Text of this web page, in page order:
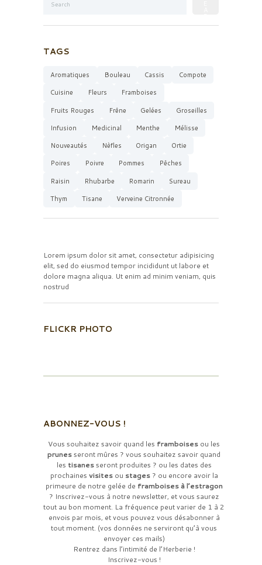
TAGS
Aromatiques Bouleau Cassis
Compote
Cuisine
Fleurs
Framboises
Fruits Rouges
Frêne Gelées
Groseilles
Infusion
Medicinal Menthe
Mélisse
Nouveautés
Nèfles Origan
Ortie
Poires
Poivre Pommes
Pêches
Raisin
Rhubarbe Romarin
Sureau
Thym
Tisane Verveine Citronnée
Lorem ipsum dolor sit amet, consectetur adipisicing
elit, sed do eiusmod tempor incididunt ut labore et
dolore magna aliqua. Ut enim ad minim veniam, quis
nostrud
FLICKR PHOTO
ABONNEZ-VOUS !
Vous souhaitez savoir quand les framboises ou les
prunesseront mûres ? vous souhaitez savoir quand
les tisanesseront produites ? ou les dates des
prochaines visitesou stages? ou encore avoir la
primeure de notre gelée de framboises à l’estragon
? Inscrivez-vous à notre newsletter, et vous saurez
tout au bon moment. La fréquence peut varier de 1 à 2
envois par mois, et vous pouvez vous désabonner à
tout moment. (vos données ne serviront qu’à vous
envoyer ces mails)
Rentrez dans l’intimité de l’Herberie !
Inscrivez-vous !